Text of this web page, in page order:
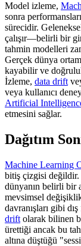
Model izleme,
sonra
sürecidir.
çalışır—belirli bir
tahmin modelleri
Gerçek dünya
kayabilir ve
İzleme, data drift
veya kullanıcı
Artificial
etmesini sağlar.
Dağıtım
Machine Learning
bitiş çizgisi
dünyanın belirli bir
mevsimsel
davranışları gibi
drift olarak bilinen
ürettiği ancak bu
altına düştüğü